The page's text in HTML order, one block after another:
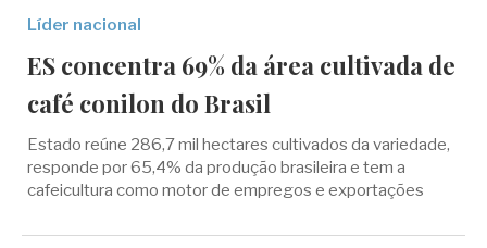
Líder nacional
ES concentra 69% da área cultivada de
café conilon do Brasil
Estado reúne 286,7 mil hectares cultivados da variedade,
responde por 65,4% da produção brasileira e tem a
cafeicultura como motor de empregos e exportações